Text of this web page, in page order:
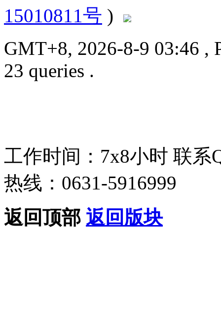
15010811号 )
GMT+8, 2026-8-9 03:46 ,
23 queries .
工作时间：7x8小时 联系
热线：0631-5916999
返回顶部 返回版块